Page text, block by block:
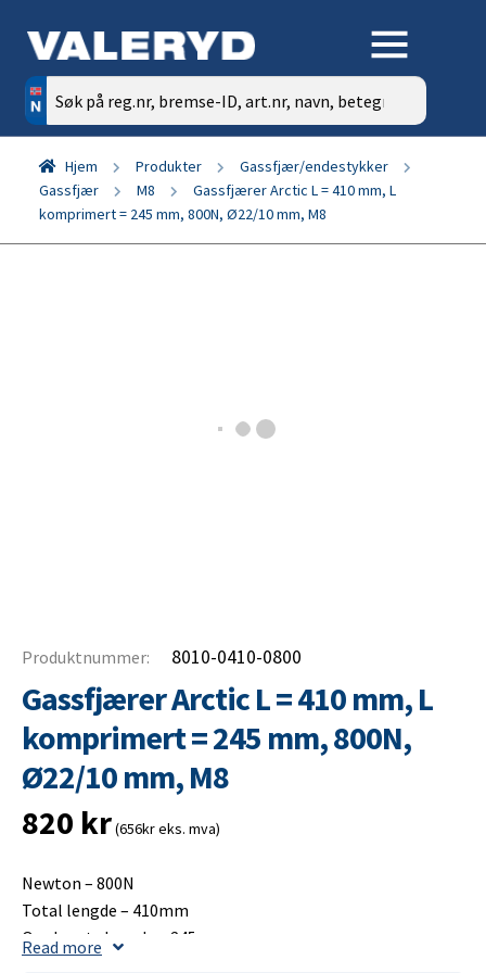
Søk
etter:
Hjem Produkter
Gassfjær/endestykker
Gassfjær
M8
Gassfjærer Arctic L = 410 mm, L
komprimert = 245 mm, 800N, Ø22/10 mm, M8
Produktnummer: 8010-0410-0800
Gassfjærer Arctic L = 410 mm, L
komprimert = 245 mm, 800N,
Ø22/10 mm, M8
820 kr(656kr eks. mva)
Newton – 800N
Total lengde – 410mm
Opplagets lengde – 245mm
Read more